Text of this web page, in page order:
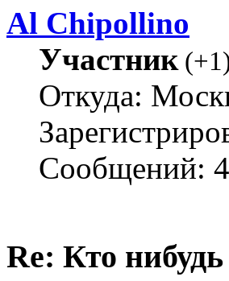
Al Chipollino
Участник(+1
Откуда:
Сообщений:
Re: Кто